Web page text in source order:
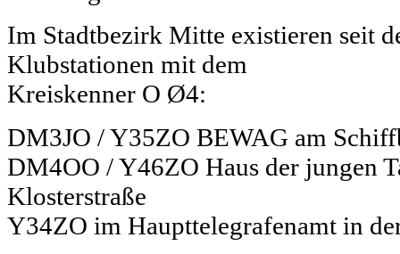
Im Stadtbezirk Mitte existieren seit
Klubstationen mit dem
Kreiskenner O Ø4:
DM3JO / Y35ZO BEWAG am
DM4OO / Y46ZO Haus der jungen
Klosterstraße
Y34ZO im Haupttelegrafenamt in